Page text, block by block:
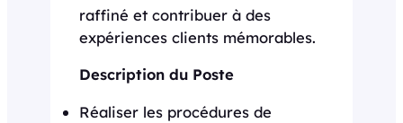
raffiné et contribuer à des
expériences clients mémorables.
Description du Poste
Réaliser les procédures de